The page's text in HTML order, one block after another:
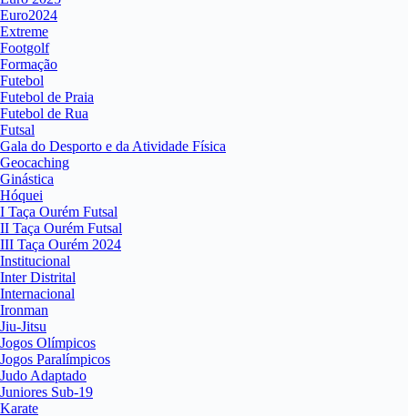
Euro2024
Extreme
Footgolf
Formação
Futebol
Futebol de Praia
Futebol de Rua
Futsal
Gala do Desporto e da Atividade Física
Geocaching
Ginástica
Hóquei
I Taça Ourém Futsal
II Taça Ourém Futsal
III Taça Ourém 2024
Institucional
Inter Distrital
Internacional
Ironman
Jiu-Jitsu
Jogos Olímpicos
Jogos Paralímpicos
Judo Adaptado
Juniores Sub-19
Karate